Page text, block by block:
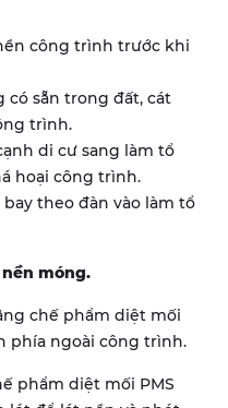
công trình trước khi
có sẵn trong đất, cát
trình.
di cư sang làm tổ
hoại công trình.
theo đàn vào làm tổ
móng.
chế phẩm diệt mối
phía ngoài công trình.
phẩm diệt mối PMS